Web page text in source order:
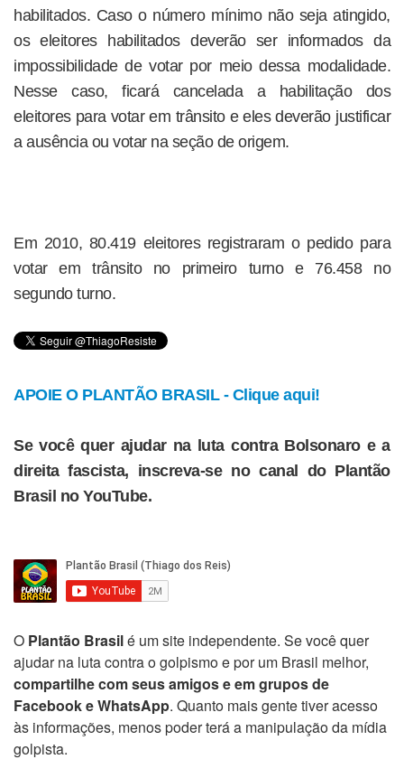
habilitados. Caso o número mínimo não seja atingido,
os eleitores habilitados deverão ser informados da
impossibilidade de votar por meio dessa modalidade.
Nesse caso, ficará cancelada a habilitação dos
eleitores para votar em trânsito e eles deverão justificar
a ausência ou votar na seção de origem.
Em 2010, 80.419 eleitores registraram o pedido para
votar em trânsito no primeiro turno e 76.458 no
segundo turno.
APOIE O PLANTÃO BRASIL - Clique aqui!
Se você quer ajudar na luta contra Bolsonaro e a
direita fascista, inscreva-se no canal do Plantão
Brasil no YouTube.
O Plantão Brasilé um site independente. Se você quer
ajudar na luta contra o golpismo e por um Brasil melhor,
compartilhe com seus amigos e em grupos de
Facebook e WhatsApp. Quanto mais gente tiver acesso
às informações, menos poder terá a manipulação da mídia
golpista.